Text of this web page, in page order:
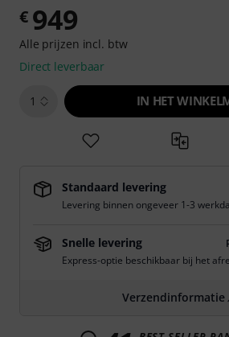
€ 949
Alle prijzen incl. btw
Direct leverbaar
1 IN HET
Standaard levering
Levering binnen ongeveer 1-3
Snelle levering
Express-optie beschikbaar bij het
Verzendinformatie